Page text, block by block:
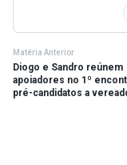
Matéria Anterior
Diogo e Sandro reúnem
apoiadores no 1º
pré-candidatos a